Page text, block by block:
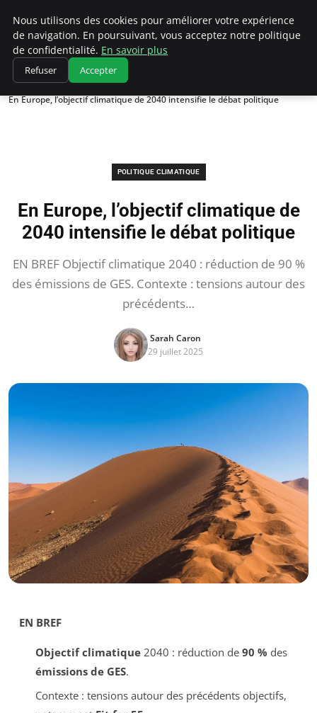
Climatedebtagents
Accueil
Politique climatique
En Europe, l’objectif climatique de 2040 intensifie le débat politique
POLITIQUE CLIMATIQUE
En Europe, l’objectif climatique de
2040 intensifie le débat politique
EN BREF Objectif climatique 2040 : réduction de 90 %
des émissions de GES. Contexte : tensions autour des
précédents…
Sarah Caron
29 juillet 2025
EN BREF
Objectif climatique2040 : réduction de 90 % des
émissions de GES.
Contexte : tensions autour des précédents objectifs,
Nous utilisons des cookies pour améliorer votre expérience
de navigation. En poursuivant, vous acceptez notre politique
de confidentialité. En savoir plus
Refuser Accepter